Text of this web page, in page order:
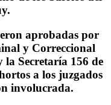
aprobadas por
y Correccional
la Secretaría 156 de
a los juzgados
involucrada.